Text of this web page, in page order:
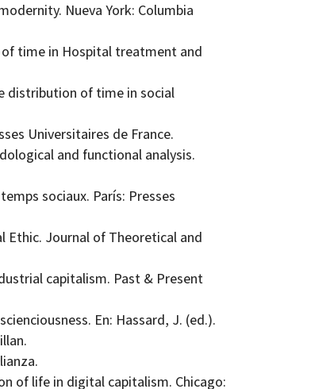
Nueva York: Columbia
time in Hospital treatment and
distribution of time in social
Universitaires de France.
and functional analysis.
sociaux. París: Presses
Ethic. Journal of Theoretical and
capitalism. Past & Present
En: Hassard, J. (ed.).
of life in digital capitalism. Chicago: